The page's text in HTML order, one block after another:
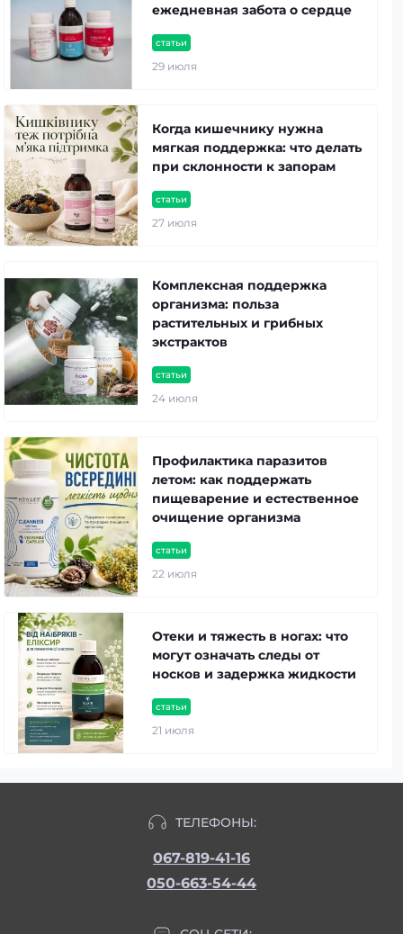
статьи
29 июля
ежедневная забота о сердце
статьи
27 июля
Когда кишечнику нужна
мягкая поддержка: что делать
при склонности к запорам
статьи
24 июля
Комплексная поддержка
организма: польза
растительных и грибных
экстрактов
статьи
22 июля
Профилактика паразитов
летом: как поддержать
пищеварение и естественное
очищение организма
статьи
21 июля
Отеки и тяжесть в ногах: что
могут означать следы от
носков и задержка жидкости
ТЕЛЕФОНЫ:
067-819-41-16
050-663-54-44